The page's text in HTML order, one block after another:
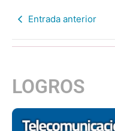
Entrada anterior
LOGROS